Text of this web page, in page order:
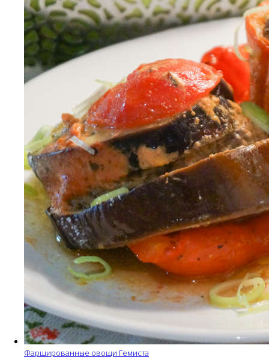
Фаршированные овощи Гемиста